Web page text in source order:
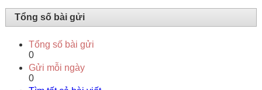
Tổng số bài gửi
Tổng số bài gửi
0
Gửi mỗi ngày
0